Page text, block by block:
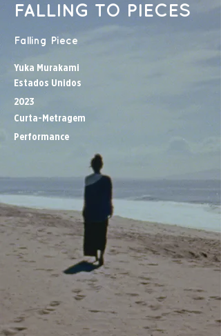
FALLING TO PIECES
Falling Piece
Yuka Murakami
Estados Unidos
2023
Curta-Metragem
Performance